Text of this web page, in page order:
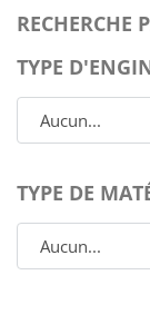
RECHERCHE
TYPE
TYPE DE